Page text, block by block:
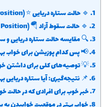
1. 🔹 حالت ستاره دریایی ⭐ (Starfish Position)
2. 🔹 حالت سقوط آزاد 🪂 (Freefall Position)
3. 🔍 مقایسه حالت ستاره دریایی و
4. 📢 پس کدام پوزیشن برای خواب
5. 💡 توصیه‌های کلی برای داشتن
6. 📌 نتیجه‌گیری: آیا ستاره دریایی
7. خبر خوب برای افرادی که در حالت